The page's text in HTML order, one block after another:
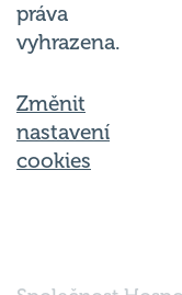
práva
vyhrazena.
Změnit
nastavení
cookies